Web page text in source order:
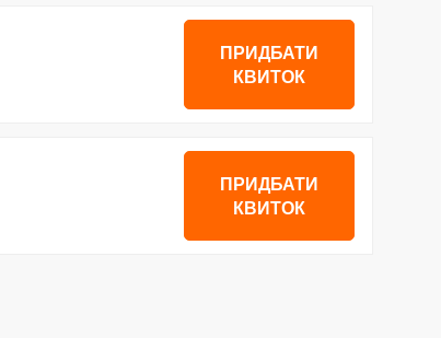
ПРИДБАТИ
КВИТОК
ПРИДБАТИ
КВИТОК